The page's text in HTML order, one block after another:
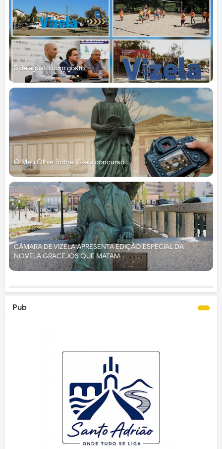
5 de agosto com gosto
O Meu Olhar Sobre Vizela concurso
CÂMARA DE VIZELA APRESENTA EDIÇÃO ESPECIAL DA
NOVELA GRACEJOS QUE MATAM
Pub